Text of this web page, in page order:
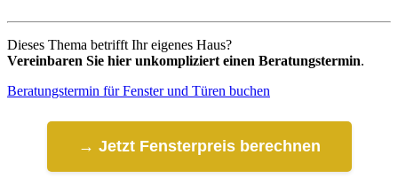
Dieses Thema betrifft Ihr eigenes Haus?
Vereinbaren Sie hier unkompliziert einen Beratungstermin.
Beratungstermin für Fenster und Türen buchen
→ Jetzt Fensterpreis berechnen